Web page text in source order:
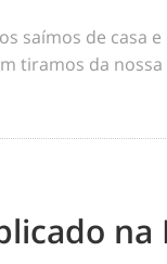
saímos de casa e
tiramos da nossa
na